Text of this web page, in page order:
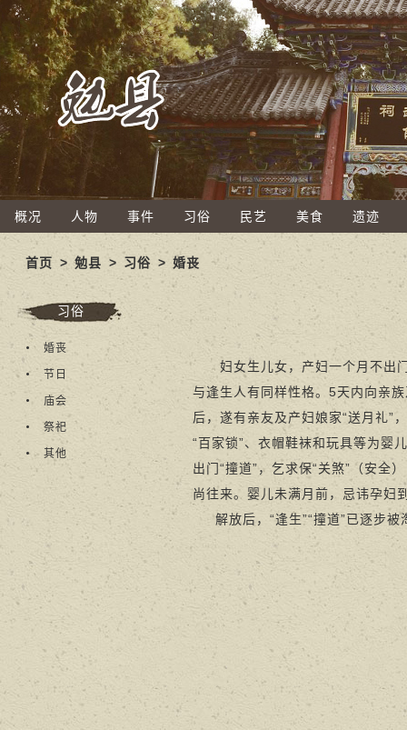
概况 人物 事件 习俗 民艺 美食 遗迹
首页 >勉县 > 习俗 > 婚丧
习俗
婚丧
节日
庙会
祭祀
其他
妇女生儿女，产妇一个月不出门
与逢生人有同样性格。5天内向亲
后，遂有亲友及产妇娘家“送月礼”
“百家锁”、衣帽鞋袜和玩具等为婴
出门“撞道”，乞求保“关煞”（安全
尚往来。婴儿未满月前，忌讳孕妇
解放后，“逢生”“撞道”已逐步被